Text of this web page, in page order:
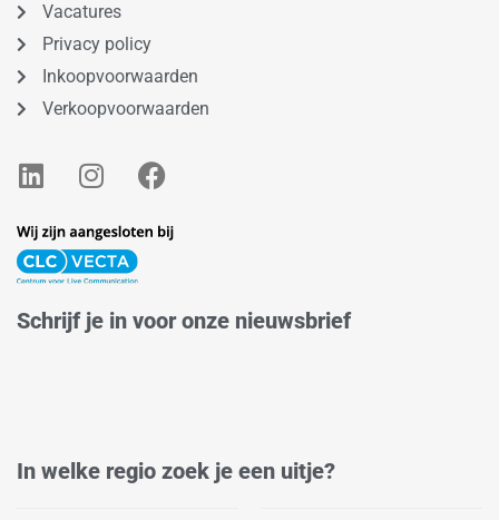
Vacatures
Privacy policy
Inkoopvoorwaarden
Verkoopvoorwaarden
L
i
k
e
i
I
n
t
a
r
F
a
e
o
Schrijf je in voor onze nieuwsbrief
In welke regio zoek je een uitje?